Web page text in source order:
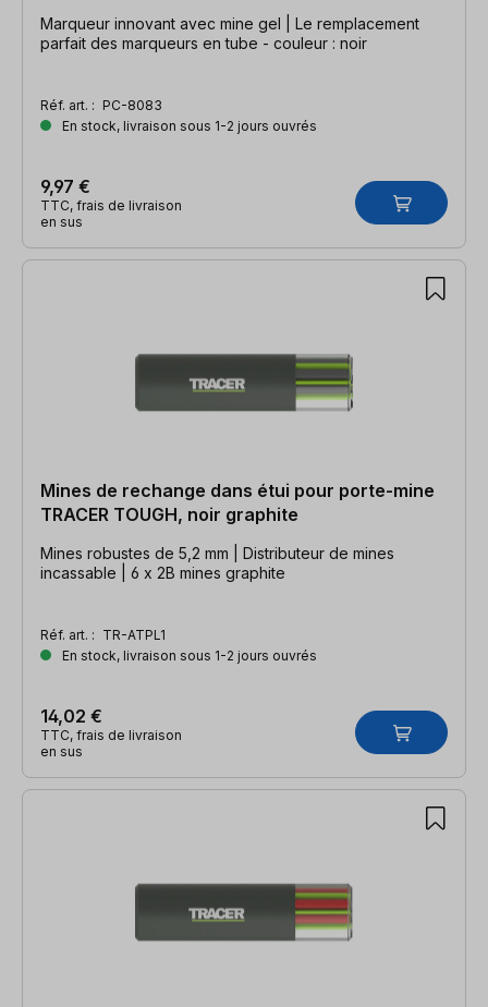
Marqueur innovant avec mine gel | Le remplacement
parfait des marqueurs en tube - couleur : noir
Réf. art. : PC-8083
En stock, livraison sous 1-2 jours ouvrés
9,97 €
TTC, frais de livraison
en sus
Mines de rechange dans étui pour porte-mine
TRACER TOUGH, noir graphite
Mines robustes de 5,2 mm | Distributeur de mines
incassable | 6 x 2B mines graphite
Réf. art. : TR-ATPL1
En stock, livraison sous 1-2 jours ouvrés
14,02 €
TTC, frais de livraison
en sus